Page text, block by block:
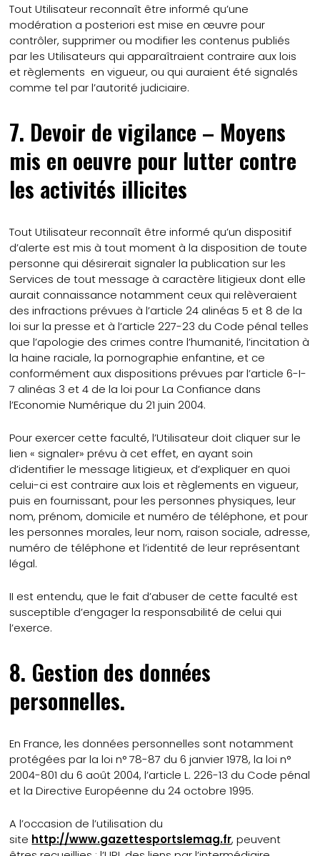
Tout Utilisateur reconnaît être informé qu’une
modération a posteriori est mise en œuvre pour
contrôler, supprimer ou modifier les contenus publiés
par les Utilisateurs qui apparaîtraient contraire aux lois
et règlements en vigueur, ou qui auraient été signalés
comme tel par l’autorité judiciaire.
7. Devoir de vigilance – Moyens
mis en oeuvre pour lutter contre
les activités illicites
Tout Utilisateur reconnaît être informé qu’un dispositif
d’alerte est mis à tout moment à la disposition de toute
personne qui désirerait signaler la publication sur les
Services de tout message à caractère litigieux dont elle
aurait connaissance notamment ceux qui relèveraient
des infractions prévues à l’article 24 alinéas 5 et 8 de la
loi sur la presse et à l’article 227-23 du Code pénal telles
que l’apologie des crimes contre l’humanité, l’incitation à
la haine raciale, la pornographie enfantine, et ce
conformément aux dispositions prévues par l’article 6-I-
7 alinéas 3 et 4 de la loi pour La Confiance dans
l’Economie Numérique du 21 juin 2004.
Pour exercer cette faculté, l’Utilisateur doit cliquer sur le
lien « signaler» prévu à cet effet, en ayant soin
d’identifier le message litigieux, et d’expliquer en quoi
celui-ci est contraire aux lois et règlements en vigueur,
puis en fournissant, pour les personnes physiques, leur
nom, prénom, domicile et numéro de téléphone, et pour
les personnes morales, leur nom, raison sociale, adresse,
numéro de téléphone et l’identité de leur représentant
légal.
II est entendu, que le fait d’abuser de cette faculté est
susceptible d’engager la responsabilité de celui qui
l’exerce.
8. Gestion des données
personnelles.
En France, les données personnelles sont notamment
protégées par la loi n° 78-87 du 6 janvier 1978, la loi n°
2004-801 du 6 août 2004, l’article L. 226-13 du Code pénal
et la Directive Européenne du 24 octobre 1995.
A l’occasion de l’utilisation du
site http://www.gazettesportslemag.fr, peuvent